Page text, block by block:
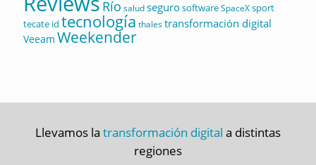
Río saludsegurosoftwareSpaceXsport
tecate id tecnología thalestransformación digital
Veeam Weekender
Llevamos la transformación digital a distintas
regiones